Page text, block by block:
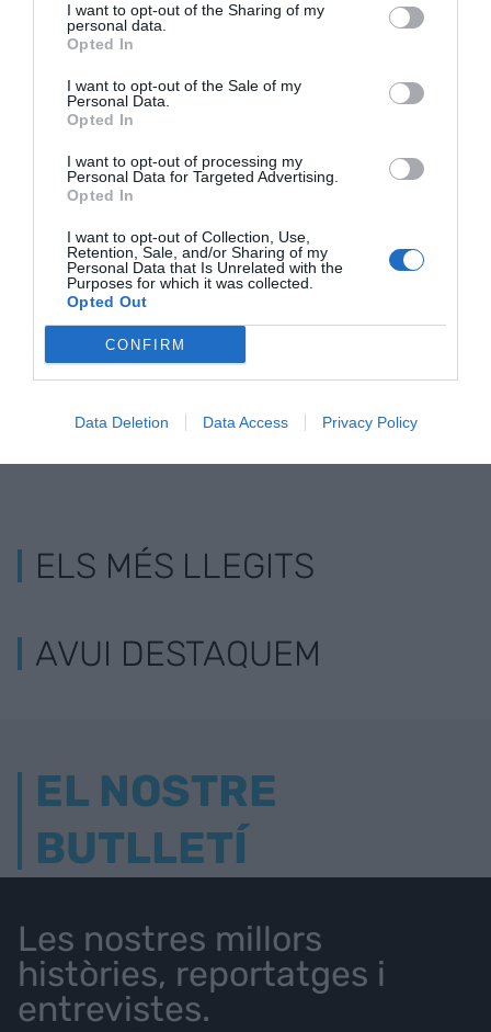
I want to opt-out of the Sharing of my
personal data.
Opted In
I want to opt-out of the Sale of my
Personal Data.
Opted In
I want to opt-out of processing my
Personal Data for Targeted Advertising.
Opted In
I want to opt-out of Collection, Use,
Retention, Sale, and/or Sharing of my
Personal Data that Is Unrelated with the
Purposes for which it was collected.
Opted Out
CONFIRM
Data Deletion Data Access Privacy Policy
RELACIONADES
Abordatge al Banc
Sabadell
Banc Sabadell -
BBVA: tindran els
clau de volta?
Els
Banc
ELS MÉS LLEGITS
AVUI DESTAQUEM
EL NOSTRE
BUTLLETÍ
Les nostres millors
històries, reportatges i
entrevistes.